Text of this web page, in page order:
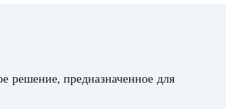
решение, предназначенное для